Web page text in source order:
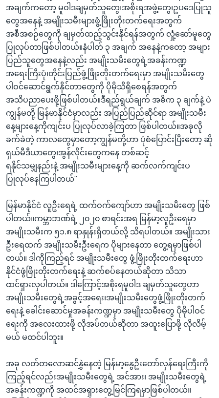
အချက်ကတော့ မူဝါဒချမှတ်သူတွေ၊အစိုးရအဖွဲ့တွေ၊ဥပဒေပြုသူ
တွေအနေနဲ့ အမျိုးသမီးများဖွံ့ဖြိုးတိုးတက်ရေးအတွက်
အစီအစဉ်တွေကို ချမှတ်ထည့်သွင်းနိုင်ရန်အတွက် လှုံ့ဆော်မူတွေ
ပြုလုပ်တာဖြစ်ပါတယ်။နံပါတ် ၃ အချက် အနေနဲ့ကတော့ အများ
ပြည်သူတွေအနေနဲ့လည်း အမျိုးသမီးတွေရဲ့အခန်းကဏ္ဍ
အရေးကြီးပုံ၊တိုင်းပြည်ဖွံ့ဖြိုးတိုးတက်ရေးမှာ အမျိုးသမီးတွေ
ပါဝင်ဆောင်ရွက်နိုင်တာတွေကို ပိုမိုသိရှိစေရန်အတွက်
အသိပညာပေးဖို့ဖြစ်ပါတယ်။ဒီရည်ရွယ်ချက် အဓိက ၃ ချက်နဲ့ ပဲ
ကျွန်မတို့ မြန်မာနိုင်ငံမှာလည်း အပြည်ပြည်ဆိုင်ရာ အမျိုးသမီး
နေ့များနေ့ကိုကျင်းပ ပြုလုပ်လာခဲ့ကြတာ ဖြစ်ပါတယ်။အခုလို
ခက်ခဲတဲ့ ကာလတွေမှာတော့ကျွန်မတို့ဟာ ပုံစံပြောင်းပြီးတော့ ဆို
ရှယ်မီဒီယာတွေ၊အွန်လိုင်းတွေကနေ တစ်ဆင့်
ရနိုင်သမျှနည်းနဲ့ အမျိုးသမီးများနေ့ကို ဆက်လက်ကျင်းပ
ပြုလုပ်နေကြပါတယ်"
မြန်မာနိုင်ငံ လူဦးရေရဲ့ ထက်ဝက်ကျော်ဟာ အမျိုးသမီးတွေ ဖြစ်
ပါတယ်။ကမ္ဘာဘဏ်ရဲ့ ၂၀၂၀ စာရင်းအရ မြန်မာ့လူဦးရေမှာ
အမျိုးသမီးက ၅၁.၈ ရာနှုန်းရှိတယ်လို့ သိရပါတယ်။ အမျိုးသား
ဦးရေထက် အမျိုးသမီးဦးရေက ပိုများနေတာ တွေ့ရမှာဖြစ်ပါ
တယ်။ ဒါကိုကြည့်ရင် အမျိုးသမီးတွေ ဖွံ့ဖြိုးတိုးတက်ရေးဟာ
နိုင်ငံဖွံဖြိုးတိုးတက်ရေးနဲ့ ဆက်စပ်နေတယ်ဆိုတာ သိသာ
ထင်ရှားလှပါတယ်။ ဒါကြောင့်အစိုးရမူဝါဒ ချမှတ်သူတွေဟာ
အမျိုးသမီးတွေရဲ့အခွင့်အရေး၊အမျိုးသမီးတွေဖွံ့ဖြိုးတိုးတက်
ရေးနဲ့ ခေါင်းဆောင်မှုအခန်းကဏ္ဍမှာ အမျိုးသမီးတွေ ပိုမိုပါဝင်
ရေးကို အလေးထားဖို့ လိုအပ်တယ်ဆိုတာ အထူးပြောဖို့ လိုလိမ့်
မယ် မထင်ပါဘူး။
အခု လတ်တလောဆင်နွှဲနေတဲ့ မြန်မာ့နွေဦးတော်လှန်ရေးကြီးကို
ကြည့်ရင်လည်းအမျိုးသမီးတွေရဲ့ အင်အား၊ အမျိုးသမီးတွေရဲ့
အခန်းကဏ္ဍကို အထင်အရှားတွေ့မြင်ကြရမှာဖြစ်ပါတယ်။